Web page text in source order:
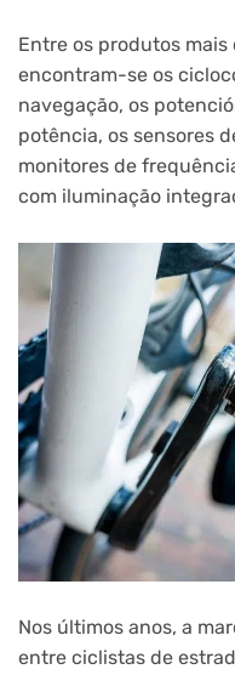
Entre os produtos
encontram-se os
navegação, os
potência, os sensores
monitores de
com iluminação
Nos últimos anos, a
entre ciclistas de